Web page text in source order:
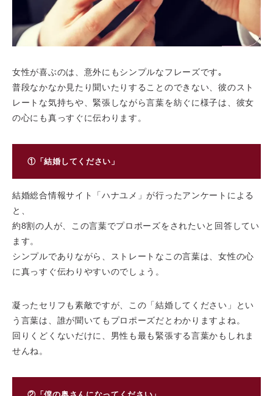
女性が喜ぶのは、意外にもシンプルなフレーズです｡
普段なかなか見たり聞いたりすることのできない、彼のスト
レートな気持ちや、緊張しながら言葉を紡ぐに様子は、彼女
の心にも真っすぐに伝わります。
①「結婚してください」
結婚総合情報サイト「ハナユメ」が行ったアンケートによる
と、
約8割の人が、この言葉でプロポーズをされたいと回答してい
ます。
シンプルでありながら、ストレートなこの言葉は、女性の心
に真っすぐ伝わりやすいのでしょう。
凝ったセリフも素敵ですが、この「結婚してください」とい
う言葉は、誰が聞いてもプロポーズだとわかりますよね。
回りくどくないだけに、男性も最も緊張する言葉かもしれま
せんね。